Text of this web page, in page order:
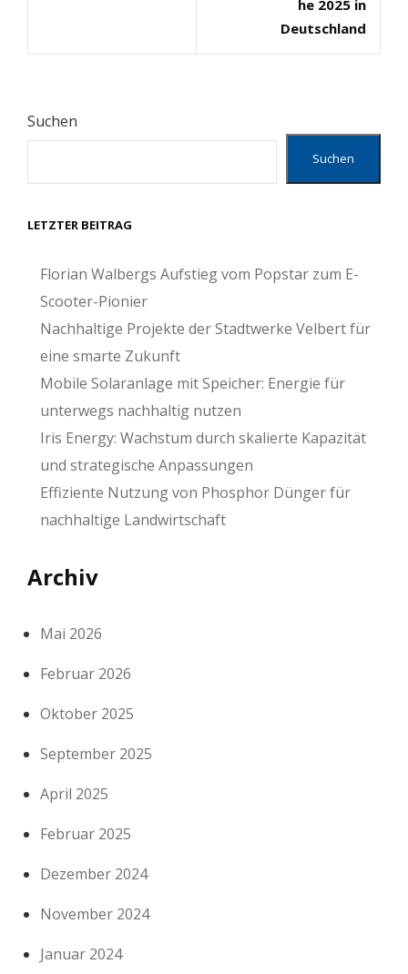
he 2025 in
Deutschland
Suchen
Suchen
LETZTER BEITRAG
Florian Walbergs Aufstieg vom Popstar zum E-
Scooter-Pionier
Nachhaltige Projekte der Stadtwerke Velbert für
eine smarte Zukunft
Mobile Solaranlage mit Speicher: Energie für
unterwegs nachhaltig nutzen
Iris Energy: Wachstum durch skalierte Kapazität
und strategische Anpassungen
Effiziente Nutzung von Phosphor Dünger für
nachhaltige Landwirtschaft
Archiv
Mai 2026
Februar 2026
Oktober 2025
September 2025
April 2025
Februar 2025
Dezember 2024
November 2024
Januar 2024